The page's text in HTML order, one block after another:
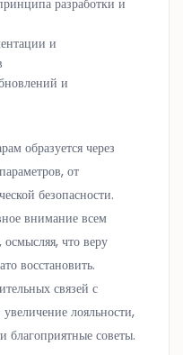
разработки и
и
и
образуется через
от
безопасности.
внимание всем
осмысляя, что веру
восстановить.
связей с
лояльности,
благоприятные советы.